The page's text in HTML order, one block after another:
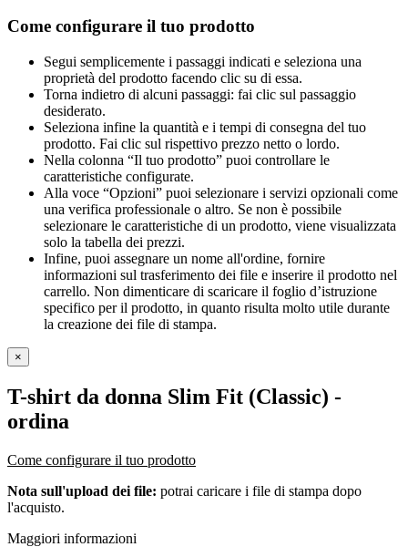
Come configurare il tuo prodotto
Segui semplicemente i passaggi indicati e seleziona una
proprietà del prodotto facendo clic su di essa.
Torna indietro di alcuni passaggi: fai clic sul passaggio
desiderato.
Seleziona infine la quantità e i tempi di consegna del tuo
prodotto. Fai clic sul rispettivo prezzo netto o lordo.
Nella colonna “Il tuo prodotto” puoi controllare le
caratteristiche configurate.
Alla voce “Opzioni” puoi selezionare i servizi opzionali come
una verifica professionale o altro. Se non è possibile
selezionare le caratteristiche di un prodotto, viene visualizzata
solo la tabella dei prezzi.
Infine, puoi assegnare un nome all'ordine, fornire
informazioni sul trasferimento dei file e inserire il prodotto nel
carrello. Non dimenticare di scaricare il foglio d’istruzione
specifico per il prodotto, in quanto risulta molto utile durante
la creazione dei file di stampa.
×
T-shirt da donna Slim Fit (Classic) -
ordina
Come configurare il tuo prodotto
Nota sull'upload dei file: potrai caricare i file di stampa dopo
l'acquisto.
Maggiori informazioni